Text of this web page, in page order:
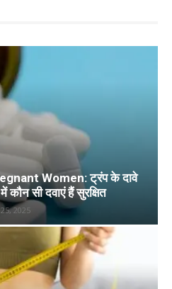
Women: ट्रंप के दावे
सी दवाएं हैं सुरक्षित
2025